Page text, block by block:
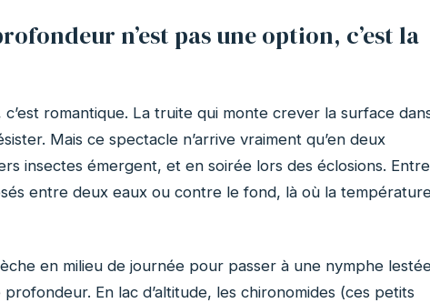
n’est pas une option, c’est la
romantique. La truite qui monte crever la surface
Mais ce spectacle n’arrive vraiment qu’en deux
insectes émergent, et en soirée lors des éclosions. Entre
entre deux eaux ou contre le fond, là où la
en milieu de journée pour passer à une nymphe
En lac d’altitude, les chironomides (ces petits